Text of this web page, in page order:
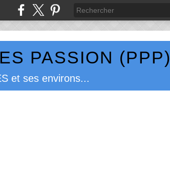
PASSION (PPP)
et ses environs...